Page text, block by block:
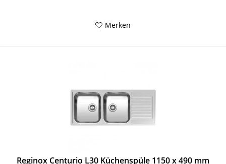
Merken
Reginox Centurio L30 Küchenspüle 1150 x 490 mm